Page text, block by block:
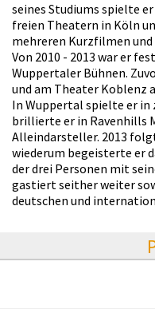
seines Studiums spielte
freien Theatern in Köln
mehreren Kurzfilmen
Von 2010 - 2013 war er
Wuppertaler Bühnen.
und am Theater Koblenz
In Wuppertal spielte er in
brillierte er in Ravenhills
Alleindarsteller. 2013
wiederum begeisterte er
der drei Personen mit
gastiert seither weiter
deutschen und